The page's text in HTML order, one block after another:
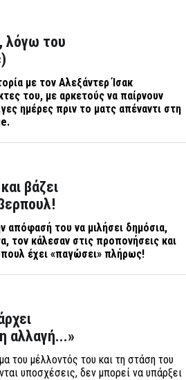
λόγω του
με τον Αλεξάντερ Ίσακ
του, με αρκετούς να παίρνουν
ημέρες πριν το ματς απέναντι στη
.
βάζει
απόφασή του να μιλήσει δημόσια,
τον κάλεσαν στις προπονήσεις και
έχει «παγώσει» πλήρως!
αλλαγή...»
του μέλλοντός του και τη στάση του
υποσχέσεις, δεν μπορεί να υπάρξει